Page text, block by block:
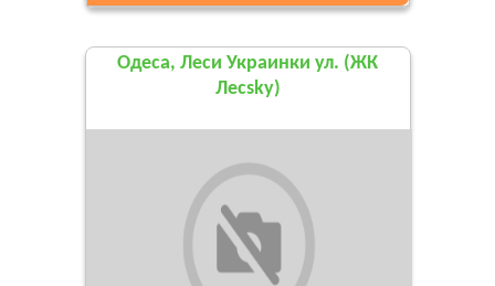
Одеса, Леси Украинки ул. (ЖК
Лесsky)